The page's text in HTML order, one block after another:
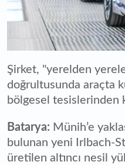
Şirket, "yerelden
doğrultusunda araçta
bölgesel tesislerinden
Batarya: Münih’e
bulunan yeni Irlbach-
üretilen altıncı nesil